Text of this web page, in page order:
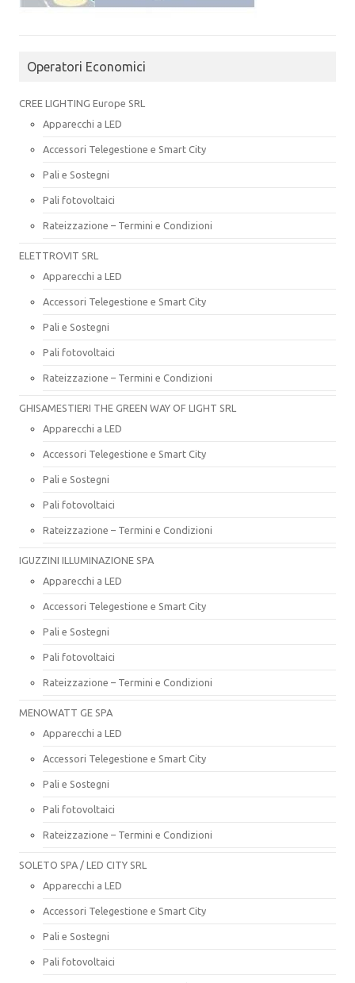
Operatori Economici
CREE LIGHTING Europe SRL
Apparecchi a LED
Accessori Telegestione e Smart City
Pali e Sostegni
Pali fotovoltaici
Rateizzazione – Termini e Condizioni
ELETTROVIT SRL
Apparecchi a LED
Accessori Telegestione e Smart City
Pali e Sostegni
Pali fotovoltaici
Rateizzazione – Termini e Condizioni
GHISAMESTIERI THE GREEN WAY OF LIGHT SRL
Apparecchi a LED
Accessori Telegestione e Smart City
Pali e Sostegni
Pali fotovoltaici
Rateizzazione – Termini e Condizioni
IGUZZINI ILLUMINAZIONE SPA
Apparecchi a LED
Accessori Telegestione e Smart City
Pali e Sostegni
Pali fotovoltaici
Rateizzazione – Termini e Condizioni
MENOWATT GE SPA
Apparecchi a LED
Accessori Telegestione e Smart City
Pali e Sostegni
Pali fotovoltaici
Rateizzazione – Termini e Condizioni
SOLETO SPA / LED CITY SRL
Apparecchi a LED
Accessori Telegestione e Smart City
Pali e Sostegni
Pali fotovoltaici